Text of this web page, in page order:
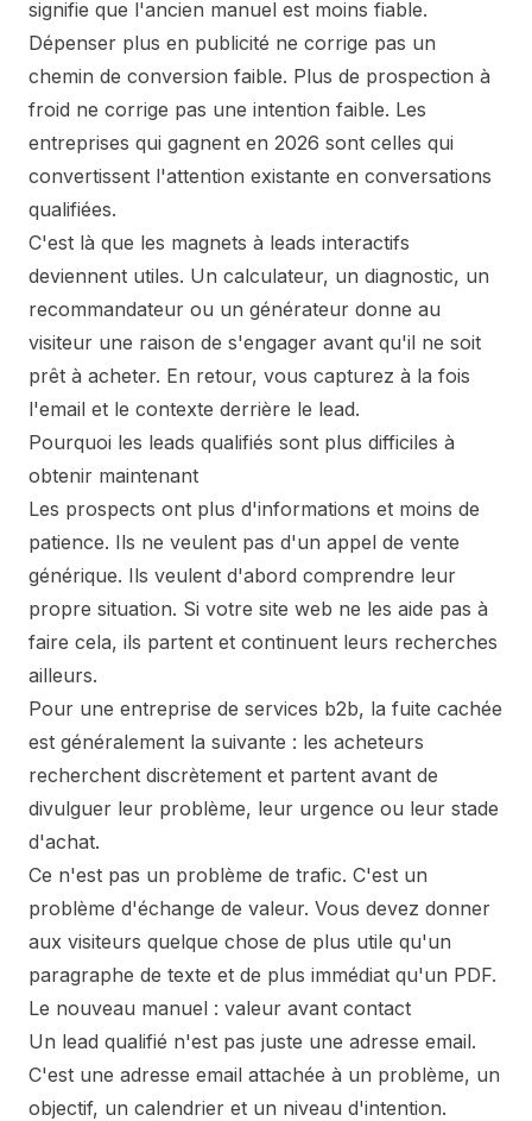
signifie que l'ancien manuel est moins fiable.
Dépenser plus en publicité ne corrige pas un
chemin de conversion faible. Plus de prospection à
froid ne corrige pas une intention faible. Les
entreprises qui gagnent en 2026 sont celles qui
convertissent l'attention existante en conversations
qualifiées.
C'est là que les magnets à leads interactifs
deviennent utiles. Un calculateur, un diagnostic, un
recommandateur ou un générateur donne au
visiteur une raison de s'engager avant qu'il ne soit
prêt à acheter. En retour, vous capturez à la fois
l'email et le contexte derrière le lead.
Pourquoi les leads qualifiés sont plus difficiles à
obtenir maintenant
Les prospects ont plus d'informations et moins de
patience. Ils ne veulent pas d'un appel de vente
générique. Ils veulent d'abord comprendre leur
propre situation. Si votre site web ne les aide pas à
faire cela, ils partent et continuent leurs recherches
ailleurs.
Pour une entreprise de services b2b, la fuite cachée
est généralement la suivante : les acheteurs
recherchent discrètement et partent avant de
divulguer leur problème, leur urgence ou leur stade
d'achat.
Ce n'est pas un problème de trafic. C'est un
problème d'échange de valeur. Vous devez donner
aux visiteurs quelque chose de plus utile qu'un
paragraphe de texte et de plus immédiat qu'un PDF.
Le nouveau manuel : valeur avant contact
Un lead qualifié n'est pas juste une adresse email.
C'est une adresse email attachée à un problème, un
objectif, un calendrier et un niveau d'intention.